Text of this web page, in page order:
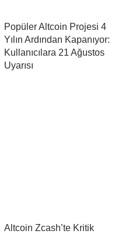
Popüler Altcoin Projesi 4
Yılın Ardından Kapanıyor:
Kullanıcılara 21 Ağustos
Uyarısı
Altcoin Zcash’te Kritik